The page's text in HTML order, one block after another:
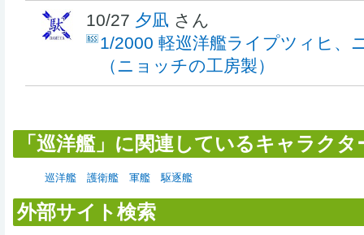
10/27 夕凪 さん
1/2000 軽巡洋艦ライプツィヒ、
（ニョッチの工房製）
「巡洋艦」に関連しているキャラクタ
巡洋艦 護衛艦 軍艦 駆逐艦
外部サイト検索